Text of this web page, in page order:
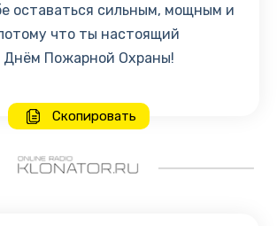
оставаться сильным, мощным и
что ты настоящий
Пожарной Охраны!
Скопировать